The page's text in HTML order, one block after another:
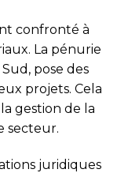
confronté à
La pénurie
pose des
projets. Cela
gestion de la
secteur.
juridiques